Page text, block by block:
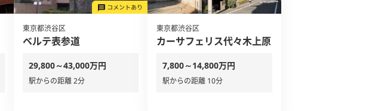
東京都渋谷区
ベルテ表参道
29,800～43,000万円
駅からの距離 2分
東京都渋谷区
カーサフェリス代々木上原
7,800～14,800万円
駅からの距離 10分